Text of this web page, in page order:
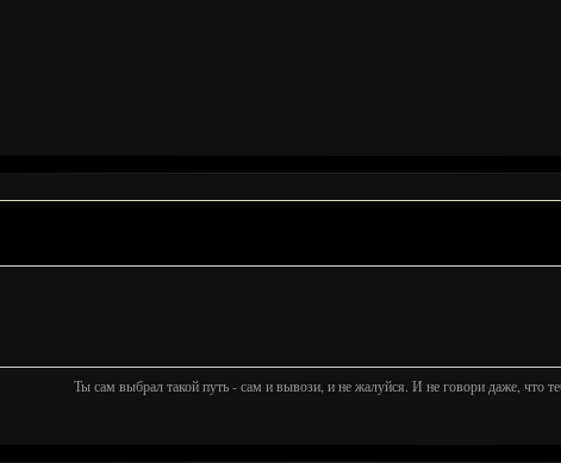
Ты сам выбрал такой путь - сам и вывози, и не жалуйся. И не говори даже, что